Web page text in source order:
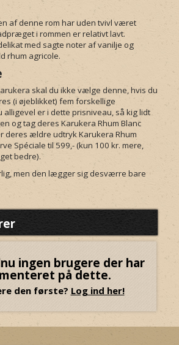
af denne rom har uden tvivl været
i rommen er relativt lavt.
med sagte noter af vanilje og
rhum agricole.
skal du ikke vælge denne, hvis du
(i øjeblikket) fem forskellige
alligevel er i dette prisniveau, så kig lidt
og tag deres Karukera Rhum Blanc
deres ældre udtryk Karukera Rhum
Spéciale til 599,- (kun 100 kr. mere,
bedre).
men den lægger sig desværre bare
ingen brugere der har
på dette.
den første? Log ind her!